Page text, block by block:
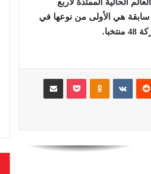
الحالية الممتدة لأربع
مليار دولار، في سابقة هي الأولى من نوعها في